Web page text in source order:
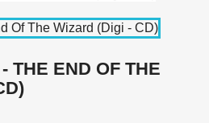
THE END OF THE